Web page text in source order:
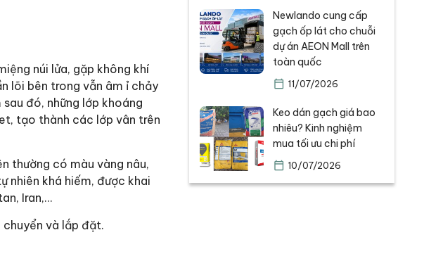
núi lửa, gặp không khí
lõi bên trong vẫn âm ỉ chảy
đó, những lớp khoáng
tạo thành các lớp vân trên
thường có màu vàng nâu,
nhiên khá hiếm, được khai
Iran,…
và lắp đặt.
Newlando cung cấp
gạch ốp lát cho chuỗi
dự án AEON Mall trên
toàn quốc
11/07/2026
Keo dán gạch giá bao
nhiêu? Kinh nghiệm
mua tối ưu chi phí
10/07/2026